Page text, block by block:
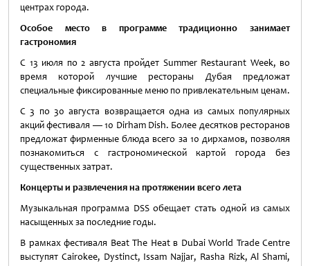
центрах города.
Особое место в программе традиционно занимает
гастрономия
С 13 июля по 2 августа пройдет Summer Restaurant Week, во
время которой лучшие рестораны Дубая предложат
специальные фиксированные меню по привлекательным ценам.
С 3 по 30 августа возвращается одна из самых популярных
акций фестиваля — 10 Dirham Dish. Более десятков ресторанов
предложат фирменные блюда всего за 10 дирхамов, позволяя
познакомиться с гастрономической картой города без
существенных затрат.
Концерты и развлечения на протяжении всего лета
Музыкальная программа DSS обещает стать одной из самых
насыщенных за последние годы.
В рамках фестиваля Beat The Heat в Dubai World Trade Centre
выступят Cairokee, Dystinct, Issam Najjar, Rasha Rizk, Al Shami,